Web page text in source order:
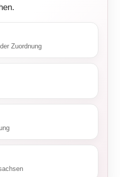
Zuordnung